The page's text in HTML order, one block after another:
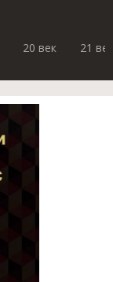
20 век 21 век